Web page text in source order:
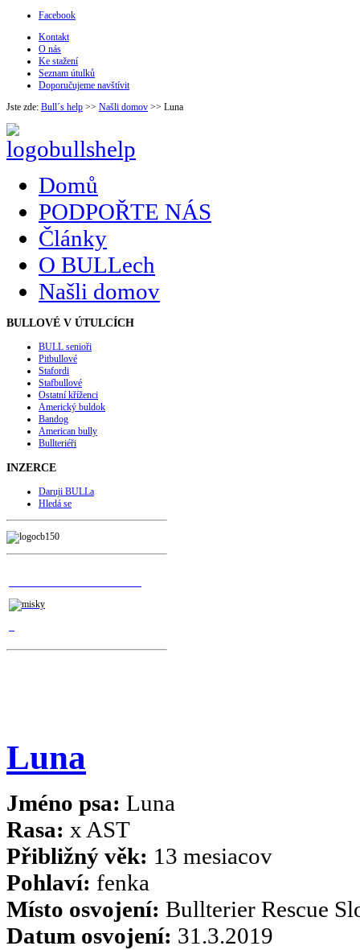
Facebook
Kontakt
O nás
Ke stažení
Seznam útulků
Doporučujeme navštívit
Jste zde: Bull´s help >> Našli domov >> Luna
Domů
PODPOŘTE NÁS
Články
O BULLech
Našli domov
BULLOVÉ V ÚTULCÍCH
BULL senioři
Pitbullové
Stafordi
Stafbullové
Ostatní kříženci
Americký buldok
Bandog
American bully
Bullteriéři
INZERCE
Daruji BULLa
Hledá se
Luna
Jméno psa: Luna
Rasa: x AST
Přibližný věk: 13 mesiacov
Pohlaví: fenka
Místo osvojení: Bullterier Rescue
Datum osvojení: 31.3.2019